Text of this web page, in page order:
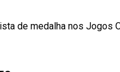
de medalha nos Jogos